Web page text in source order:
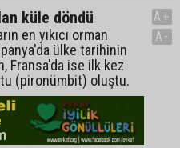
küle döndü
en yıkıcı orman
ülke tarihinin
Fransa'da ise ilk kez
(pironümbit) oluştu.
A+
A-